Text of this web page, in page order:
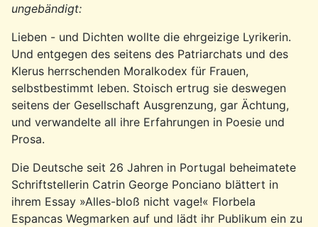
ungebändigt:
Lieben - und Dichten wollte die ehrgeizige Lyrikerin.
Und entgegen des seitens des Patriarchats und des
Klerus herrschenden Moralkodex für Frauen,
selbstbestimmt leben. Stoisch ertrug sie deswegen
seitens der Gesellschaft Ausgrenzung, gar Ächtung,
und verwandelte all ihre Erfahrungen in Poesie und
Prosa.
Die Deutsche seit 26 Jahren in Portugal beheimatete
Schriftstellerin Catrin George Ponciano blättert in
ihrem Essay »Alles-bloß nicht vage!« Florbela
Espancas Wegmarken auf und lädt ihr Publikum ein zu